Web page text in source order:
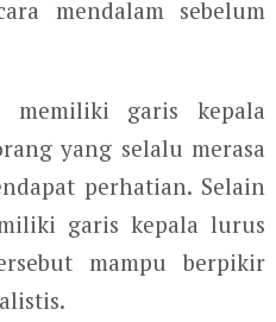
mendalam sebelum
memiliki garis kepala
yang selalu merasa
perhatian. Selain
garis kepala lurus
mampu berpikir